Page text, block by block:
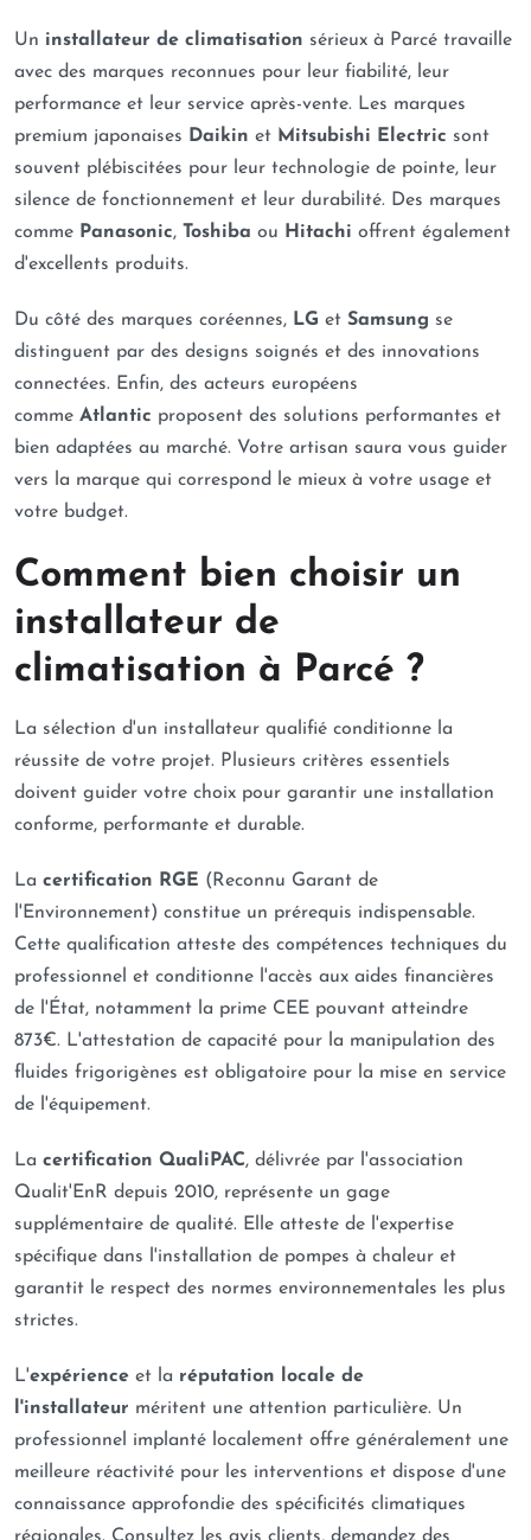
Un installateur de climatisation sérieux à Parcé travaille
avec des marques reconnues pour leur fiabilité, leur
performance et leur service après-vente. Les marques
premium japonaises Daikin et Mitsubishi Electric sont
souvent plébiscitées pour leur technologie de pointe, leur
silence de fonctionnement et leur durabilité. Des marques
comme Panasonic, Toshiba ou Hitachi offrent également
d'excellents produits.
Du côté des marques coréennes, LG et Samsung se
distinguent par des designs soignés et des innovations
connectées. Enfin, des acteurs européens
comme Atlantic proposent des solutions performantes et
bien adaptées au marché. Votre artisan saura vous guider
vers la marque qui correspond le mieux à votre usage et
votre budget.
Comment bien choisir un
installateur de
climatisation à Parcé ?
La sélection d'un installateur qualifié conditionne la
réussite de votre projet. Plusieurs critères essentiels
doivent guider votre choix pour garantir une installation
conforme, performante et durable.
La certification RGE (Reconnu Garant de
l'Environnement) constitue un prérequis indispensable.
Cette qualification atteste des compétences techniques du
professionnel et conditionne l'accès aux aides financières
de l'État, notamment la prime CEE pouvant atteindre
873€. L'attestation de capacité pour la manipulation des
fluides frigorigènes est obligatoire pour la mise en service
de l'équipement.
La certification QualiPAC, délivrée par l'association
Qualit'EnR depuis 2010, représente un gage
supplémentaire de qualité. Elle atteste de l'expertise
spécifique dans l'installation de pompes à chaleur et
garantit le respect des normes environnementales les plus
strictes.
L'expérience et la réputation locale de
l'installateur méritent une attention particulière. Un
professionnel implanté localement offre généralement une
meilleure réactivité pour les interventions et dispose d'une
connaissance approfondie des spécificités climatiques